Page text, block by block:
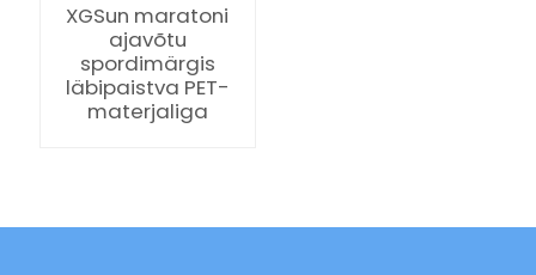
XGSun maratoni
ajavõtu
spordimärgis
läbipaistva PET-
materjaliga